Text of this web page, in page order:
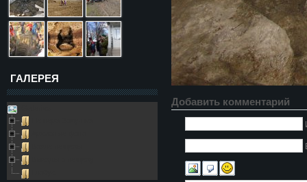
ГАЛЕРЕЯ
Добавить комментарий